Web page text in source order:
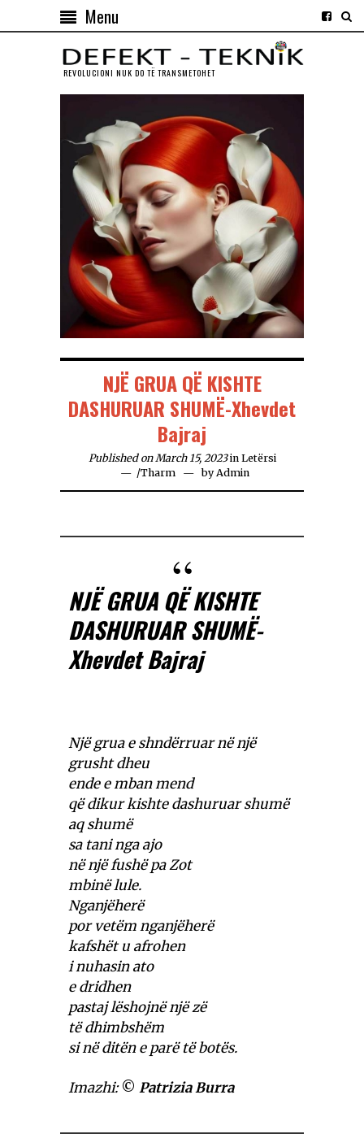
Menu
REVOLUCIONI NUK DO TЁ TRANSMETOHET
NJË GRUA QË KISHTE
DASHURUAR SHUMË-Xhevdet
Bajraj
Published on March 15, 2023 in Letërsi
/Tharm byAdmin
NJË GRUA QË KISHTE
DASHURUAR SHUMË-
Xhevdet Bajraj
Një grua e shndërruar në një
grusht dheu
ende e mban mend
që dikur kishte dashuruar shumë
aq shumë
sa tani nga ajo
në një fushë pa Zot
mbinë lule.
Nganjëherë
por vetëm nganjëherë
kafshët u afrohen
i nuhasin ato
e dridhen
pastaj lëshojnë një zë
të dhimbshëm
si në ditën e parë të botës.
Imazhi:© Patrizia Burra